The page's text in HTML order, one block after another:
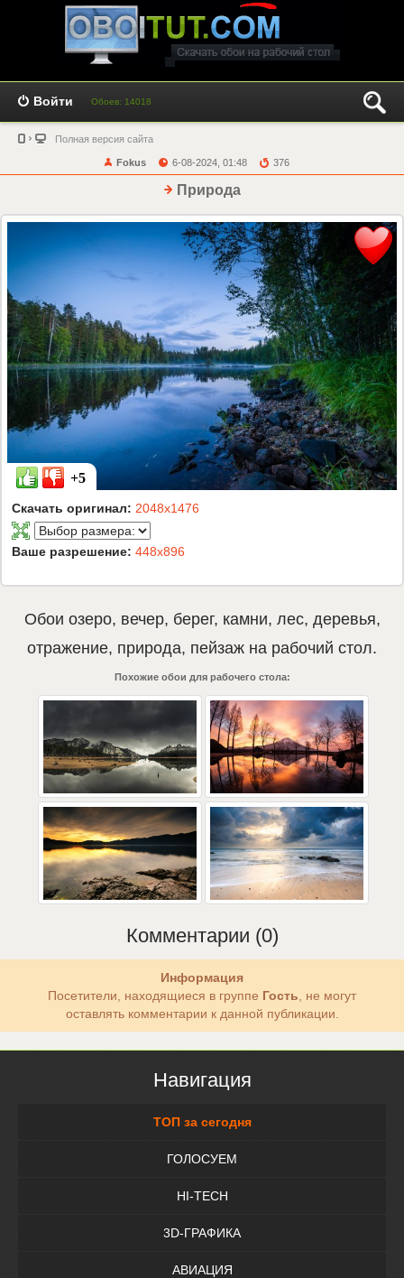
Войти Обоев: 14018
Полная версия сайта
Fokus 6-08-2024, 01:48 376
Природа
+5
Скачать оригинал: 2048x1476
Ваше разрешение: 448x896
Обои озеро, вечер, берег, камни, лес, деревья,
отражение, природа, пейзаж на рабочий стол.
Похожие обои для рабочего стола:
Комментарии (0)
Информация
Посетители, находящиеся в группе Гость , не могут
оставлять комментарии к данной публикации.
Навигация
ТОП за сегодня
ГОЛОСУЕМ
HI-TECH
3D-ГРАФИКА
АВИАЦИЯ